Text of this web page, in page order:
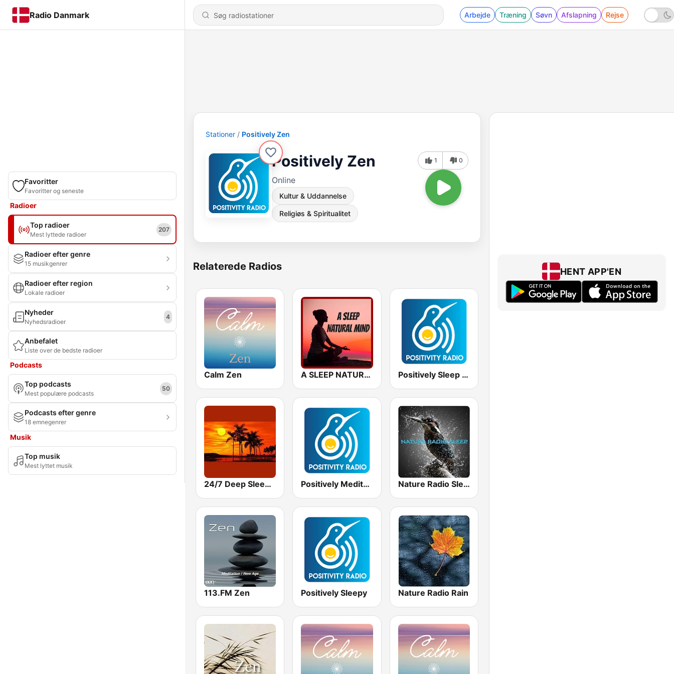
Radio Danmark Arbejde Træning Søvn Afslapning Rejse
Favoritter
Favoritter og seneste
Radioer
Top radioer
Mest lyttede radioer
207
Radioer efter genre
15 musikgenrer
Radioer efter region
Lokale radioer
Nyheder
Nyhedsradioer
4
Anbefalet
Liste over de bedste radioer
Podcasts
Top podcasts
Mest populære podcasts
50
Podcasts efter genre
18 emnegenrer
Musik
Top musik
Mest lyttet musik
Stationer Positively Zen
Positively Zen
Online
Kultur & Uddannelse
Religiøs & Spiritualitet
1 0
Relaterede Radios
Calm Zen A SLEEP NATURAL MIND Positively Sleep Relax
24/7 Deep Sleep Music Relaxing Music Insomnia Sleep Relaxing Music Study Sleep Meditation Positively Meditation Nature Radio Sleep
113.FM Zen Positively Sleepy Nature Radio Rain
HENT APP'EN